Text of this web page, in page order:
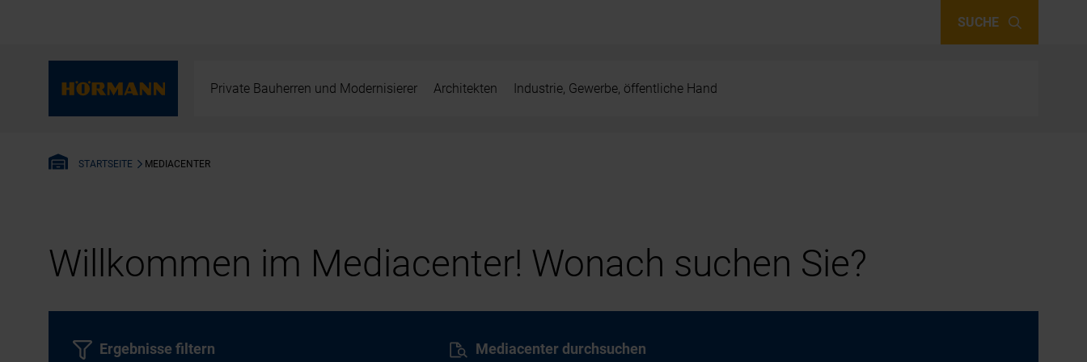
SUCHE
Private Bauherren und Modernisierer Architekten Industrie, Gewerbe, öffentliche Hand
STARTSEITE MEDIACENTER
Willkommen im Mediacenter! Wonach suchen Sie?
Mediacenter durchsuchen
Ergebnisse filtern